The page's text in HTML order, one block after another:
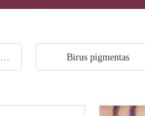
Profesionalus makiažo rinkinys Birus pigmentas